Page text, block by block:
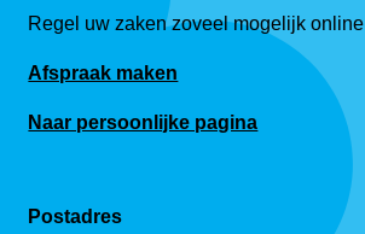
Regel uw zaken zoveel mogelijk online
Afspraak maken
Naar persoonlijke pagina
Postadres